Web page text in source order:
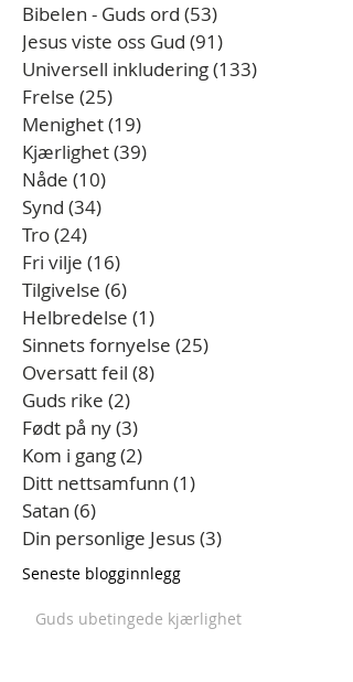
Seneste blogginnlegg
Bibelen - Guds ord (53)
Jesus viste oss Gud (91)
Universell inkludering(133)
Frelse (25)
Menighet(19)
Kjærlighet(39)
Nåde (10)
Synd (34)
Tro(24)
Fri vilje (16)
Tilgivelse (6)
Helbredelse (1)
Sinnets fornyelse (25)
Oversatt feil (8)
Guds rike (2)
Født på ny(3)
Kom i gang(2)
Ditt nettsamfunn (1)
Satan (6)
Din personlige Jesus(3)
Guds ubetingede kjærlighet